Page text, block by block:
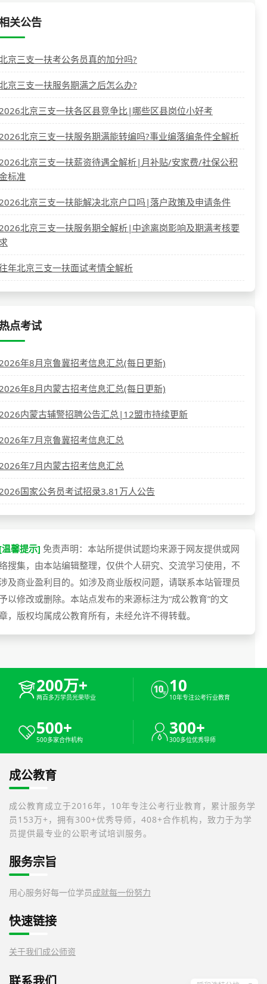
关公告
京三支一扶考公务员真的加分吗?
京三支一扶服务期满之后怎么办?
北京三支一扶各区县竞争比|哪些区县岗位小好考
北京三支一扶服务期满能转编吗?事业编落编条件全解析
北京三支一扶薪资待遇全解析|月补贴/安家费/社保公积
标准
北京三支一扶能解决北京户口吗|落户政策及申请条件
北京三支一扶服务期全解析|中途离岗影响及期满考核要
年北京三支一扶面试考情全解析
点考试
年8月京鲁冀招考信息汇总(每日更新)
年8月内蒙古招考信息汇总(每日更新)
内蒙古辅警招聘公告汇总|12盟市持续更新
年7月京鲁冀招考信息汇总
年7月内蒙古招考信息汇总
国家公务员考试招录3.81万人公告
馨提示] 免责声明：本站所提供试题均来源于网友提供或网
搜集，由本站编辑整理，仅供个人研究、交流学习使用，不
及商业盈利目的。如涉及商业版权问题，请联系本站管理员
以修改或删除。本站点发布的来源标注为“成公教育”的文
，版权均属成公教育所有，未经允许不得转载。
200万+
两百多万学员光荣毕业
10
10年专注公考行业教育
500+
500多家合作机构
300+
300多位优秀导师
成公教育
成公教育成立于2016年，10年专注公考行业教育，累计服务学
员153万+，拥有300+优秀导师，408+合作机构，致力于为学
员提供最专业的公职考试培训服务。
服务宗旨
用心服务好每一位学员成就每一份努力
快速链接
关于我们成公师资